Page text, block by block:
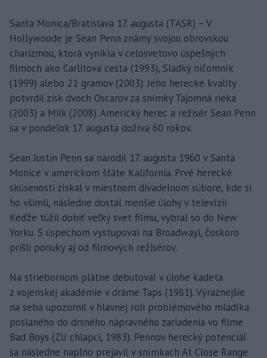
Santa Monica/Bratislava 17. augusta (TASR) – V
Hollywoode je Sean Penn známy svojou obrovskou
charizmou, ktorá vynikla v celosvetovo úspešných
filmoch ako Carlitova cesta (1993), Sladký ničomník
(1999) alebo 21 gramov (2003). Jeho herecké kvality
potvrdil zisk dvoch Oscarov za snímky Tajomná rieka
(2003) a Milk (2008). Americký herec a režisér Sean Penn
sa v pondelok 17. augusta dožíva 60 rokov.
Sean Justin Penn sa narodil 17. augusta 1960 v Santa
Monice v americkom štáte Kalifornia. Prvé herecké
skúsenosti získal v miestnom divadelnom súbore, kde si
ho všimli, následne dostal menšie úlohy v televízii.
Keďže túžil dobiť veľký svet filmu, vybral so do New
Yorku. S úspechom vystupoval na Broadwayi, čoskoro
prišli ponuky aj od filmových režisérov.
Na striebornom plátne debutoval v úlohe kadeta
z vojenskej akadémie v dráme Taps (1981). Výraznejšie
na seba upozornil v hlavnej roli problémového mladíka
poslaného do drsného nápravného zariadenia vo filme
Bad Boys (Zlí chlapci, 1983). Pennov herecký potenciál
sa následne naplno prejavil v snímkach At Close Range